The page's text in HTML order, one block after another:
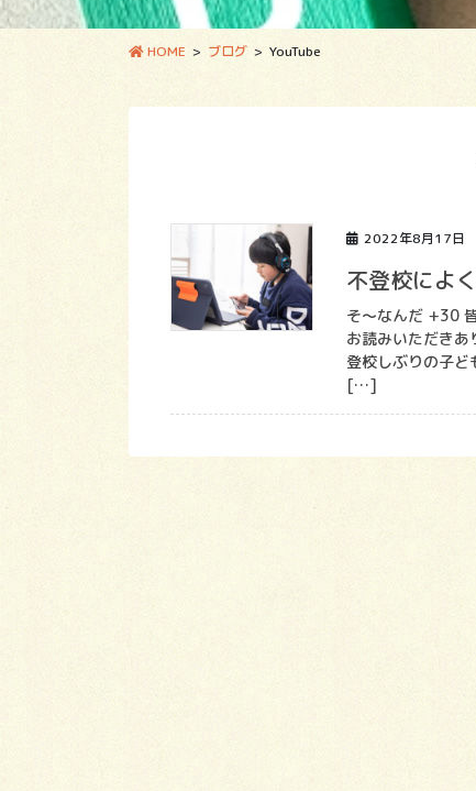
HOME ブログ YouTube
2022年8月17日
不登校によ
そ～なんだ +30
お読みいただき
登校しぶりの子
[…]